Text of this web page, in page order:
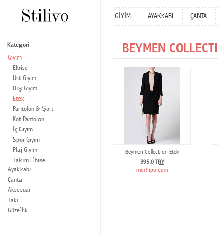
GİYİM AYAKKABI ÇANTA
BEYMEN
Beymen Collection Etek
395.0 TRY
morhipo.com
Kategori
Giyim
Elbise
Üst Giyim
Dış Giyim
Etek
Pantolon & Şort
Kot Pantolon
İç Giyim
Spor Giyim
Plaj Giyim
Takım Elbise
Ayakkabı
Çanta
Aksesuar
Takı
Güzellik